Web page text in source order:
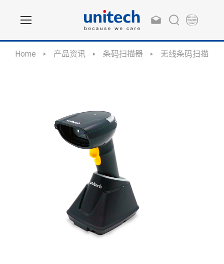
Home 产品资讯 条码扫描器 无线条码扫描器